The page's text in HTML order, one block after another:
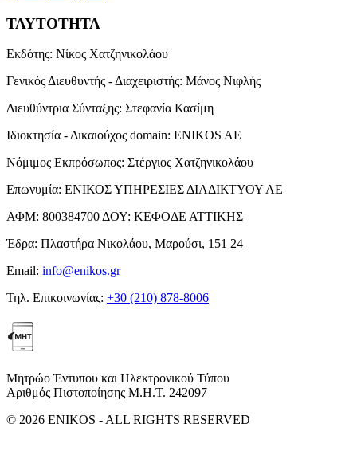
ΤΑΥΤΟΤΗΤΑ
Εκδότης: Νίκος Χατζηνικολάου
Γενικός Διευθυντής - Διαχειριστής: Μάνος Νιφλής
Διευθύντρια Σύνταξης: Στεφανία Κασίμη
Ιδιοκτησία - Δικαιούχος domain: ENIKOS AE
Νόμιμος Εκπρόσωπος: Στέργιος Χατζηνικολάου
Επωνυμία: ΕΝΙΚΟΣ ΥΠΗΡΕΣΙΕΣ ΔΙΑΔΙΚΤΥΟΥ ΑΕ
ΑΦΜ: 800384700 ΔΟΥ: ΚΕΦΟΔΕ ΑΤΤΙΚΗΣ
Έδρα: Πλαστήρα Νικολάου, Μαρούσι, 151 24
Email: info@enikos.gr
Τηλ. Επικοινωνίας: +30 (210) 878-8006
Μητρώο Έντυπου και Ηλεκτρονικού Τύπου
Αριθμός Πιστοποίησης Μ.Η.Τ. 242097
© 2026 ENIKOS - ALL RIGHTS RESERVED